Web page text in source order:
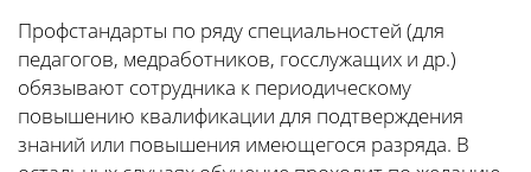
Профстандарты по ряду специальностей (для
педагогов, медработников, госслужащих и др.)
обязывают сотрудника к периодическому
повышению квалификации для подтверждения
знаний или повышения имеющегося разряда. В